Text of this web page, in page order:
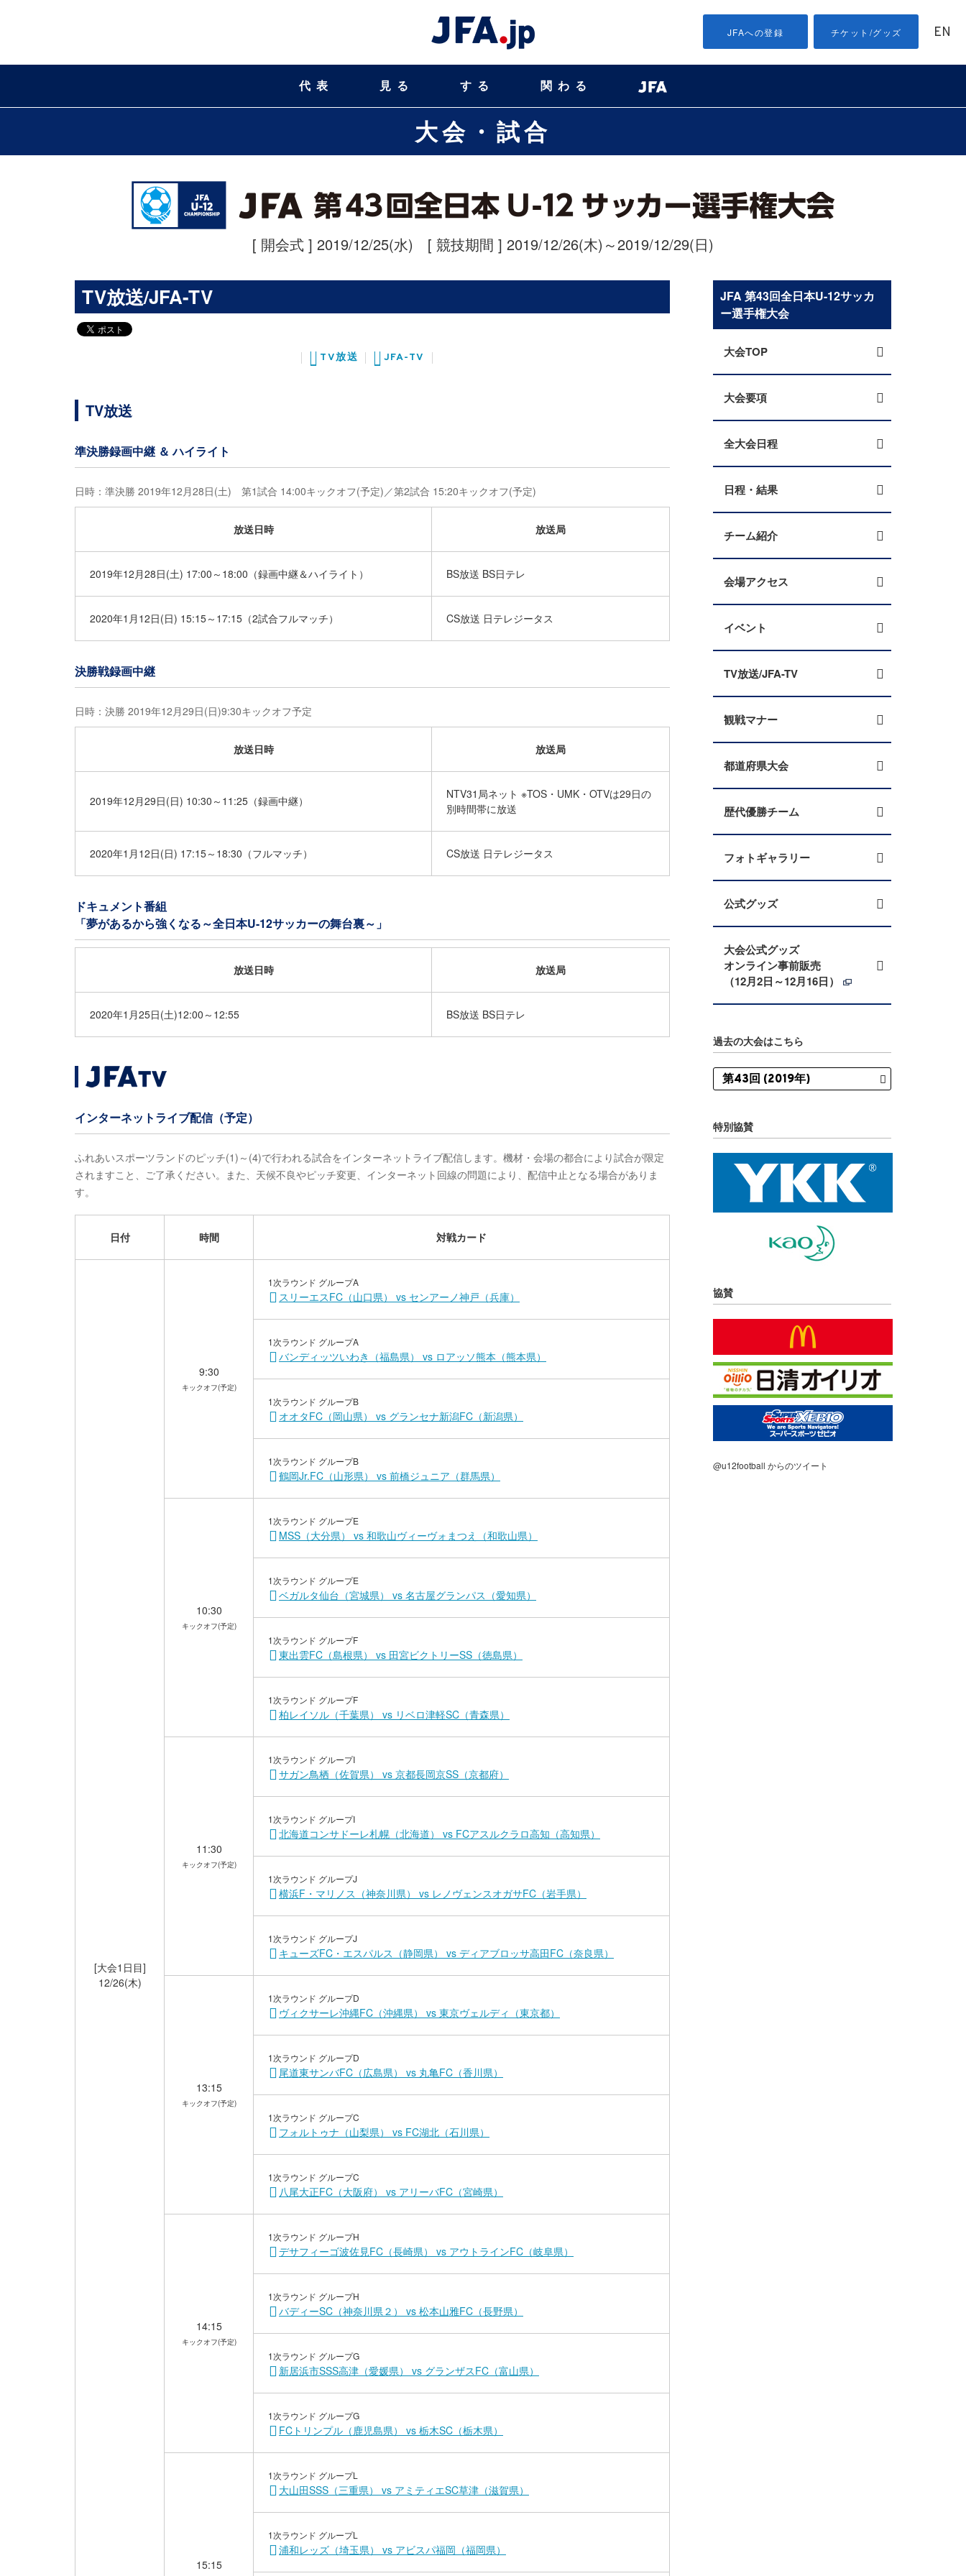
JFAへの登録 チケット/グッズ EN
代表 見る する 関わる
大会・試合
[ 開会式 ] 2019/12/25(水) [ 競技期間 ] 2019/12/26(木)～2019/12/29(日)
TV放送/JFA-TV
TV放送 JFA-TV
TV放送
準決勝録画中継 ＆ ハイライト
日時：準決勝 2019年12月28日(土) 第1試合 14:00キックオフ(予定)／第2試合 15:20キックオフ(予定)
放送日時 放送局
2019年12月28日(土) 17:00～18:00（録画中継＆ハイライト） BS放送 BS日テレ
2020年1月12日(日) 15:15～17:15（2試合フルマッチ） CS放送 日テレジータス
決勝戦録画中継
日時：決勝 2019年12月29日(日)9:30キックオフ予定
放送日時 放送局
2019年12月29日(日) 10:30～11:25（録画中継）
NTV31局ネット ※TOS・UMK・OTVは29日の
別時間帯に放送
2020年1月12日(日) 17:15～18:30（フルマッチ） CS放送 日テレジータス
ドキュメント番組
「夢があるから強くなる～全日本U-12サッカーの舞台裏～」
放送日時 放送局
2020年1月25日(土)12:00～12:55 BS放送 BS日テレ
インターネットライブ配信（予定）
ふれあいスポーツランドのピッチ(1)～(4)で行われる試合をインターネットライブ配信します。機材・会場の都合により試合が限定
されますこと、ご了承ください。また、天候不良やピッチ変更、インターネット回線の問題により、配信中止となる場合がありま
す。
日付 時間 対戦カード
[大会1日目]
12/26(木)
9:30
キックオフ(予定)
1次ラウンド グループA
スリーエスFC（山口県） vs センアーノ神戸（兵庫）
1次ラウンド グループA
バンディッツいわき（福島県） vs ロアッソ熊本（熊本県）
1次ラウンド グループB
オオタFC（岡山県） vs グランセナ新潟FC（新潟県）
1次ラウンド グループB
鶴岡Jr.FC（山形県） vs 前橋ジュニア（群馬県）
10:30
キックオフ(予定)
1次ラウンド グループE
MSS（大分県） vs 和歌山ヴィーヴォまつえ（和歌山県）
1次ラウンド グループE
ベガルタ仙台（宮城県） vs 名古屋グランパス（愛知県）
1次ラウンド グループF
東出雲FC（島根県） vs 田宮ビクトリーSS（徳島県）
1次ラウンド グループF
柏レイソル（千葉県） vs リベロ津軽SC（青森県）
11:30
キックオフ(予定)
1次ラウンド グループI
サガン鳥栖（佐賀県） vs 京都長岡京SS（京都府）
1次ラウンド グループI
北海道コンサドーレ札幌（北海道） vs FCアスルクラロ高知（高知県）
1次ラウンド グループJ
横浜F・マリノス（神奈川県） vs レノヴェンスオガサFC（岩手県）
1次ラウンド グループJ
キューズFC・エスパルス（静岡県） vs ディアブロッサ高田FC（奈良県）
13:15
キックオフ(予定)
1次ラウンド グループD
ヴィクサーレ沖縄FC（沖縄県） vs 東京ヴェルディ（東京都）
1次ラウンド グループD
尾道東サンバFC（広島県） vs 丸亀FC（香川県）
1次ラウンド グループC
フォルトゥナ（山梨県） vs FC湖北（石川県）
1次ラウンド グループC
八尾大正FC（大阪府） vs アリーバFC（宮崎県）
14:15
キックオフ(予定)
1次ラウンド グループH
デサフィーゴ波佐見FC（長崎県） vs アウトラインFC（岐阜県）
1次ラウンド グループH
バディーSC（神奈川県２） vs 松本山雅FC（長野県）
1次ラウンド グループG
新居浜市SSS高津（愛媛県） vs グランザスFC（富山県）
1次ラウンド グループG
FCトリンプル（鹿児島県） vs 栃木SC（栃木県）
15:15
1次ラウンド グループL
大山田SSS（三重県） vs アミティエSC草津（滋賀県）
1次ラウンド グループL
浦和レッズ（埼玉県） vs アビスパ福岡（福岡県）
JFA 第43回全日本U-12サッカ
ー選手権大会
大会TOP
大会要項
全大会日程
日程・結果
チーム紹介
会場アクセス
イベント
TV放送/JFA-TV
観戦マナー
都道府県大会
歴代優勝チーム
フォトギャラリー
公式グッズ
大会公式グッズ
オンライン事前販売
（12月2日～12月16日）
過去の大会はこちら
特別協賛
協賛
@u12football からのツイート